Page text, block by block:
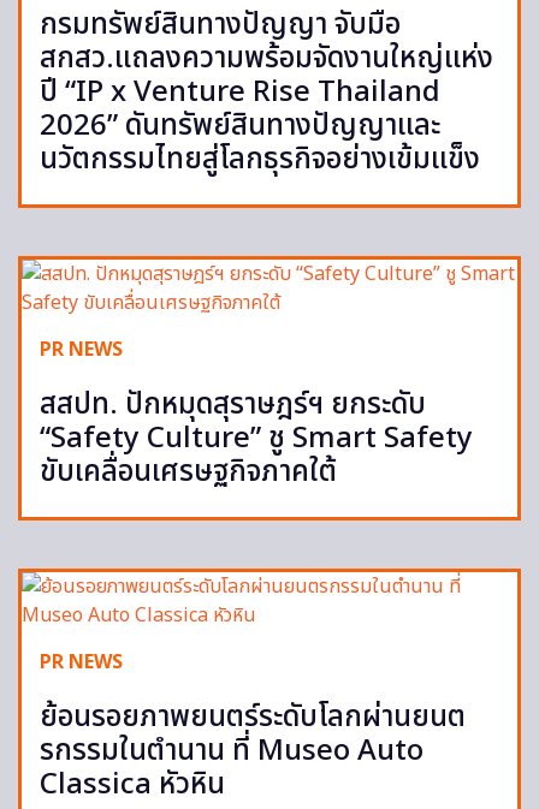
กรมทรัพย์สินทางปัญญา จับมือ
สกสว.แถลงความพร้อมจัดงานใหญ่แห่ง
ปี “IP x Venture Rise Thailand
2026” ดันทรัพย์สินทางปัญญาและ
นวัตกรรมไทยสู่โลกธุรกิจอย่างเข้มแข็ง
PR NEWS
สสปท. ปักหมุดสุราษฎร์ฯ ยกระดับ
“Safety Culture” ชู Smart Safety
ขับเคลื่อนเศรษฐกิจภาคใต้
PR NEWS
ย้อนรอยภาพยนตร์ระดับโลกผ่านยนต
รกรรมในตำนาน ที่ Museo Auto
Classica หัวหิน